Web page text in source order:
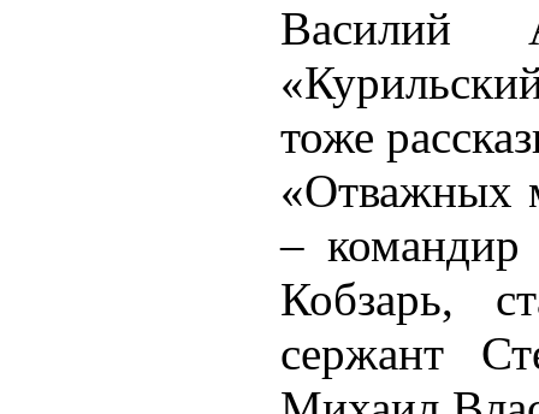
Василий
тоже
«Отважных
–
Кобзарь,
сержант